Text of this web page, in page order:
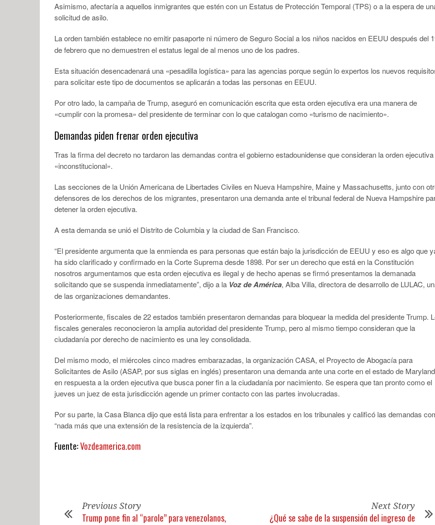
Asimismo, afectaría a aquellos inmigrantes que estén con un Estatus de Protección Temporal (TPS) o a la espera de
solicitud de asilo.
La orden también establece no emitir pasaporte ni número de Seguro Social a los niños nacidos en EEUU después del
de febrero que no demuestren el estatus legal de al menos uno de los padres.
Esta situación desencadenará una «pesadilla logística» para las agencias porque según lo expertos los nuevos
para solicitar este tipo de documentos se aplicarán a todas las personas en EEUU.
Por otro lado, la campaña de Trump, aseguró en comunicación escrita que esta orden ejecutiva era una manera de
«cumplir con la promesa» del presidente de terminar con lo que catalogan como «turismo de nacimiento».
Demandas piden frenar orden ejecutiva
Tras la firma del decreto no tardaron las demandas contra el gobierno estadounidense que consideran la orden ejecutiva
«inconstitucional».
Las secciones de la Unión Americana de Libertades Civiles en Nueva Hampshire, Maine y Massachusetts, junto con
defensores de los derechos de los migrantes, presentaron una demanda ante el tribunal federal de Nueva Hampshire
detener la orden ejecutiva.
A esta demanda se unió el Distrito de Columbia y la ciudad de San Francisco.
“El presidente argumenta que la enmienda es para personas que están bajo la jurisdicción de EEUU y eso es algo que
ha sido clarificado y confirmado en la Corte Suprema desde 1898. Por ser un derecho que está en la Constitución
nosotros argumentamos que esta orden ejecutiva es ilegal y de hecho apenas se firmó presentamos la demanada
solicitando que se suspenda inmediatamente”, dijo a la Voz de América, Alba Villa, directora de desarrollo de LULAC,
de las organizaciones demandantes.
Posteriormente, fiscales de 22 estados también presentaron demandas para bloquear la medida del presidente Trump.
fiscales generales reconocieron la amplia autoridad del presidente Trump, pero al mismo tiempo consideran que la
ciudadanía por derecho de nacimiento es una ley consolidada.
Del mismo modo, el miércoles cinco madres embarazadas, la organización CASA, el Proyecto de Abogacía para
Solicitantes de Asilo (ASAP, por sus siglas en inglés) presentaron una demanda ante una corte en el estado de Maryland
en respuesta a la orden ejecutiva que busca poner fin a la ciudadanía por nacimiento. Se espera que tan pronto como el
jueves un juez de esta jurisdicción agende un primer contacto con las partes involucradas.
Por su parte, la Casa Blanca dijo que está lista para enfrentar a los estados en los tribunales y calificó las demandas
“nada más que una extensión de la resistencia de la izquierda”.
Fuente:Vozdeamerica.com
Previous Story
Trump pone fin al “parole” para venezolanos,
Next Story
¿Qué se sabe de la suspensión del ingreso de